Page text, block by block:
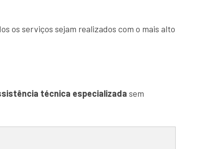
os serviços sejam realizados com o mais alto
técnica especializada sem